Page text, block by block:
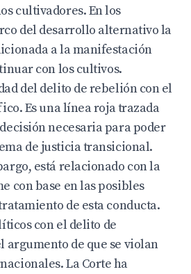
cultivadores. En los
del desarrollo alternativo la
a la manifestación
con los cultivos.
del delito de rebelión con el
Es una línea roja trazada
necesaria para poder
de justicia transicional.
está relacionado con la
con base en las posibles
de esta conducta.
con el delito de
de que se violan
La Corte ha